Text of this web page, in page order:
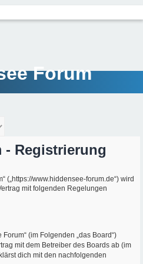
Forum
- Registrierung
(„https://www.hiddensee-forum.de“) wird
mit folgenden Regelungen
(im Folgenden „das Board“)
mit dem Betreiber des Boards ab (im
dich mit den nachfolgenden